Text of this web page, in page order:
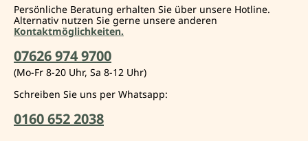
Persönliche Beratung erhalten Sie über unsere Hotline.
Alternativ nutzen Sie gerne unsere anderen
Kontaktmöglichkeiten.
07626 974 9700
(Mo-Fr 8-20 Uhr, Sa 8-12 Uhr)
Schreiben Sie uns per Whatsapp:
0160 652 2038